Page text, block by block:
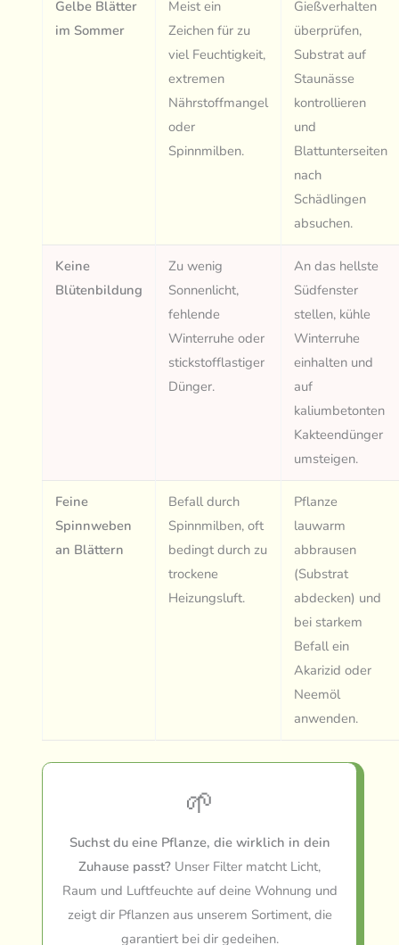
Gelbe Blätter
im Sommer
Meist ein
Zeichen für zu
viel Feuchtigkeit,
extremen
Nährstoffmangel
oder
Spinnmilben.
Gießverhalten
überprüfen,
Substrat auf
Staunässe
kontrollieren
und
Blattunterseiten
nach
Schädlingen
absuchen.
Keine
Blütenbildung
Zu wenig
Sonnenlicht,
fehlende
Winterruhe oder
stickstofflastiger
Dünger.
An das hellste
Südfenster
stellen, kühle
Winterruhe
einhalten und
auf
kaliumbetonten
Kakteendünger
umsteigen.
Feine
Spinnweben
an Blättern
Befall durch
Spinnmilben, oft
bedingt durch zu
trockene
Heizungsluft.
Pflanze
lauwarm
abbrausen
(Substrat
abdecken) und
bei starkem
Befall ein
Akarizid oder
Neemöl
anwenden.
🌱
Suchst du eine Pflanze, die wirklich in dein
Zuhause passt? Unser Filter matcht Licht,
Raum und Luftfeuchte auf deine Wohnung und
zeigt dir Pflanzen aus unserem Sortiment, die
garantiert bei dir gedeihen.